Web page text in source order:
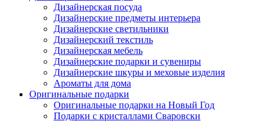
Дизайнерская посуда
Дизайнерские предметы интерьера
Дизайнерские светильники
Дизайнерский текстиль
Дизайнерская мебель
Дизайнерские подарки и сувениры
Дизайнерские шкуры и меховые изделия
Ароматы для дома
Оригинальные подарки
Оригинальные подарки на Новый Год
Подарки с кристаллами Сваровски